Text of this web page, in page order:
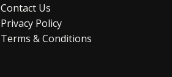
Contact Us
Privacy Policy
Terms & Conditions